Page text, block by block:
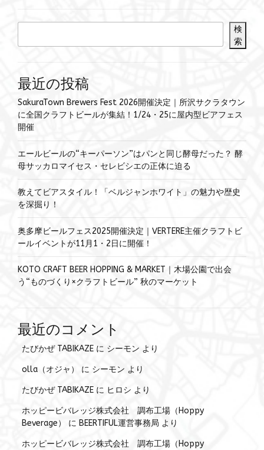
検
索
最近の投稿
SakuraTown Brewers Fest 2026開催決定｜所沢サクラタウン
に全国クラフトビールが集結！1/24・25に屋内型ビアフェス
開催
エールビールの“キーパーソン”はパンと同じ酵母だった？ 酵
母サッカロマイセス・セレビシエの正体に迫る
教えてビアスタイル！「ベルジャンホワイト」の魅力や歴史
を深掘り！
奥多摩ビールフェス2025開催決定｜VERTERE主催クラフトビ
ールイベントが11月1・2日に開催！
KOTO CRAFT BEER HOPPING & MARKET｜木場公園で出会
う“ものづくり×クラフトビール” 秋のマーケット
最近のコメント
たびかぜ TABIKAZE に シーモン より
olla（オジャ） に シーモン より
たびかぜ TABIKAZE に ヒロシ より
ホッピービバレッジ株式会社 調布工場（Hoppy
Beverage）
に BEERTIFUL運営事務局 より
ホッピービバレッジ株式会社 調布工場（Hoppy